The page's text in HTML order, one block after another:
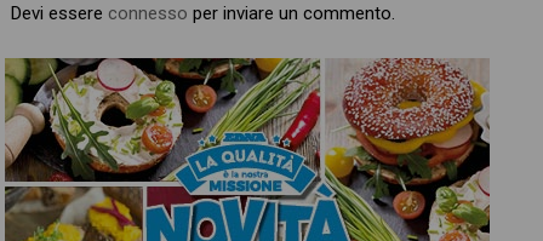
Devi essere connesso per inviare un commento.